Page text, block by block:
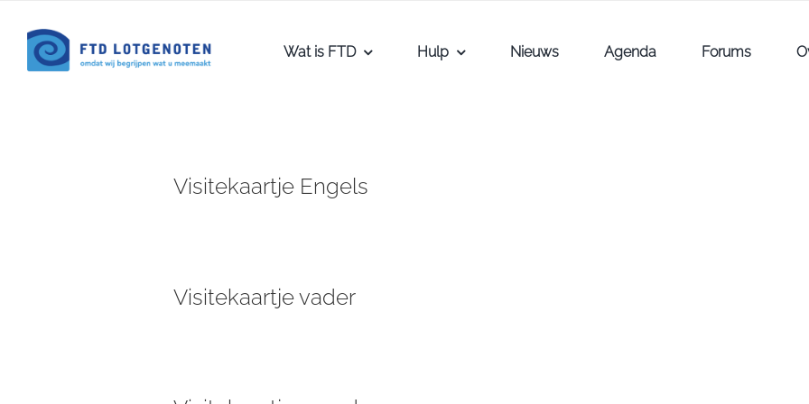
naar
inhoud
Wat is FTD Hulp Nieuws Agenda Forums
Visitekaartje Engels
Visitekaartje vader